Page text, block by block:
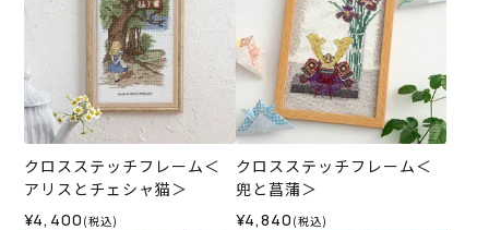
クロスステッチフレーム＜
アリスとチェシャ猫＞
¥4,400 (税込)
クロスステッチフレーム＜
兜と菖蒲＞
¥4,840 (税込)